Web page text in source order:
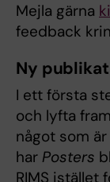
Mejla gärna
feedback
Ny
I ett första
och lyfta fram
något som
har Posters
RIMS istället